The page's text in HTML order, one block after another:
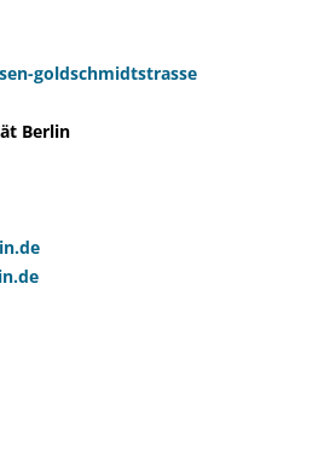
goldschmidtstrasse
Berlin